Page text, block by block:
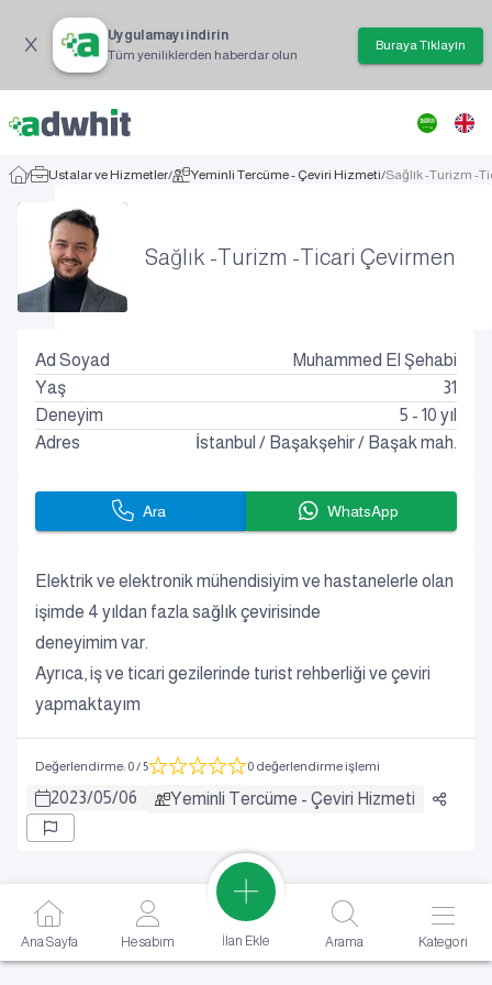
Uygulamayı indirin
Tüm yeniliklerden haberdar olun
Buraya Tıklayın
/ Ustalar ve Hizmetler/ Yeminli Tercüme - Çeviri Hizmeti/Sağlık -Turizm -
Sağlık -Turizm -Ticari Çevirmen
Elektrik ve elektronik mühendisiyim ve hastanelerle olan
işimde 4 yıldan fazla sağlık çevirisinde
deneyimim var.
Ayrıca, iş ve ticari gezilerinde turist rehberliği ve çeviri
yapmaktayım
Değerlendirme: 0/ 5 0 değerlendirme işlemi
2023/05/06 Yeminli Tercüme - Çeviri Hizmeti
Ad Soyad
Muhammed El Şehabi
Yaş
31
Deneyim
5 - 10 yıl
Adres
İstanbul / Başakşehir/ Başak mah.
Ara WhatsApp
Ana Sayfa Hesabım İlan Ekle Arama Kategori